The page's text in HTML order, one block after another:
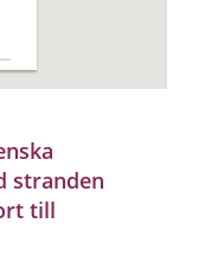
stranden
till